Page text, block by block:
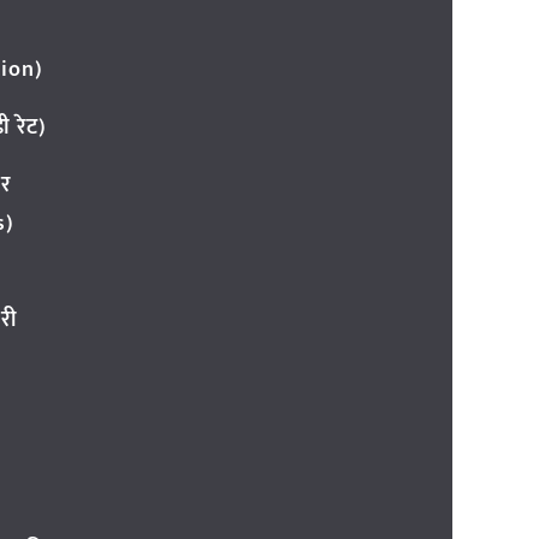
रेट)